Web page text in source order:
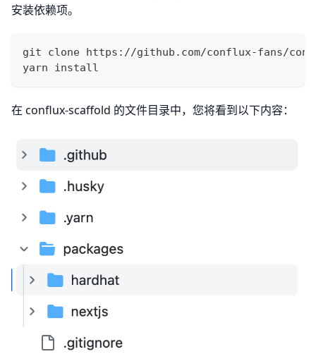
安装依赖项。
git clone https://github.com/conflux-fans/
yarn install
在 conflux-scaffold 的文件目录中，您将看到以下内容：